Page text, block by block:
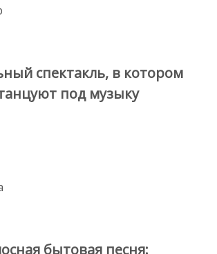
спектакль, в котором
под музыку
бытовая песня: